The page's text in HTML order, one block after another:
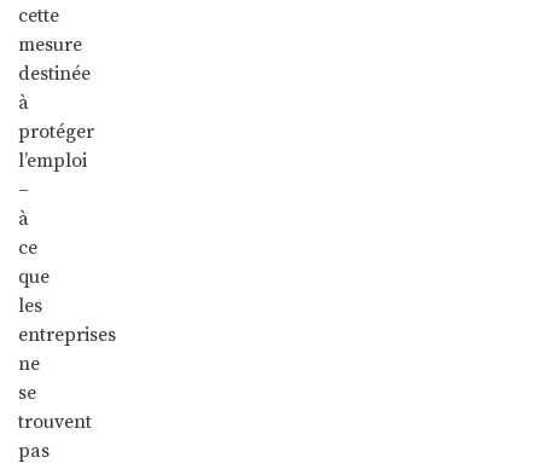
cette
mesure
destinée
à
protéger
l’emploi
–
à
ce
que
les
entreprises
ne
se
trouvent
pas